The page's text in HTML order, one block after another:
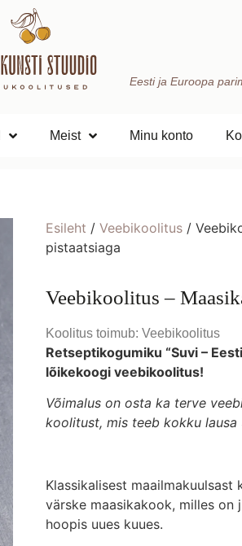
Eesti ja Euroopa
Meist Minu konto
Esileht / Veebikoolitus /
pistaatsiaga
Veebikoolitus –
Koolitus toimub: Veebikoolitus
Retseptikogumiku “Suvi –
lõikekoogi veebikoolitus!
Võimalus on osta ka terve
koolitust, mis teeb kokku
Klassikalisest maailmakuulsast
värske maasikakook, milles on
hoopis uues kuues.